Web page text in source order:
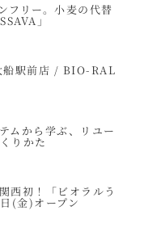
フリー。小麦の代替
」
船駅前店 / BIO-RAL
ムから学ぶ、リユー
りかた
西初！「ビオラルう
(金)オープン